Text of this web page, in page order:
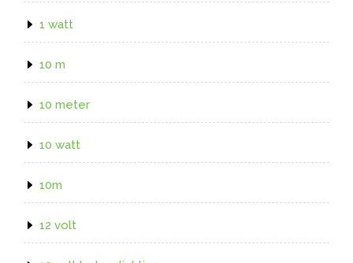
1 watt
10 m
10 meter
10 watt
10m
12 volt